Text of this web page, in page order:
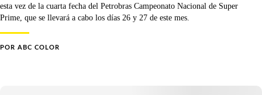
esta vez de la cuarta fecha del Petrobras Campeonato Nacional de Super
Prime, que se llevará a cabo los días 26 y 27 de este mes.
POR ABC COLOR